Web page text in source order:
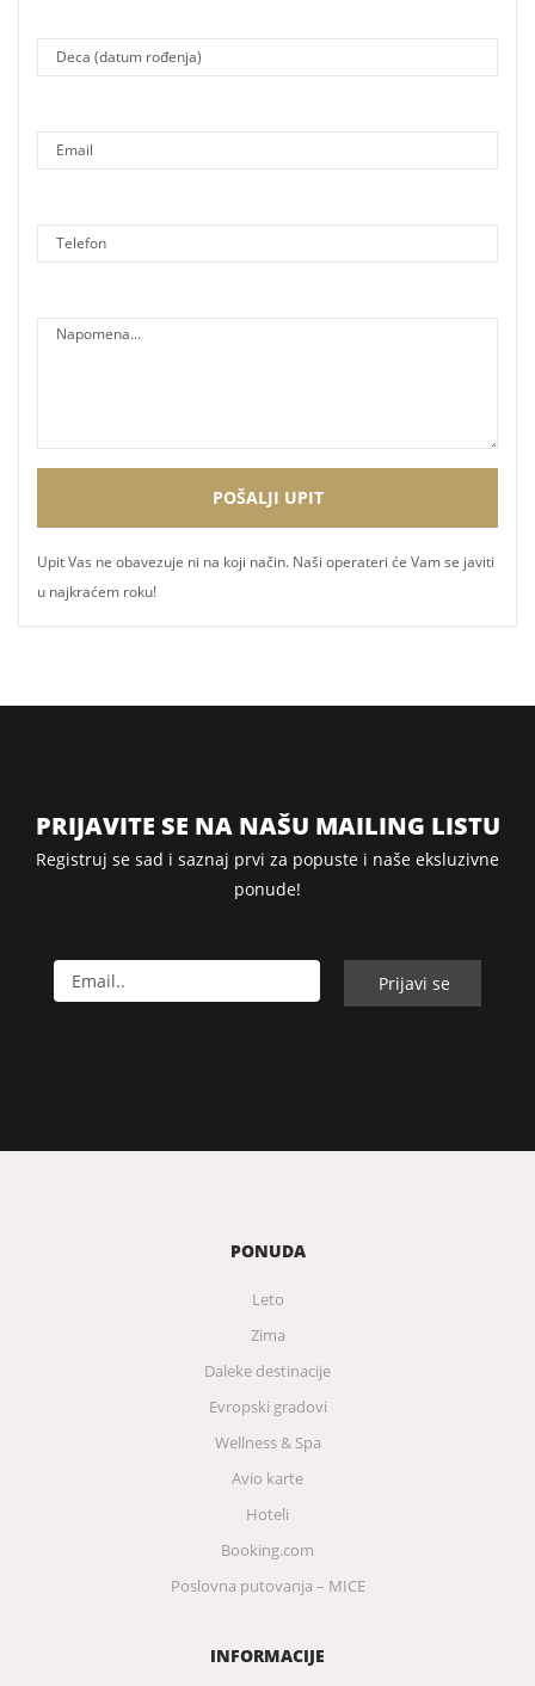
Upit Vas ne obavezuje ni na koji način. Naši operateri će Vam se javiti
u najkraćem roku!
PRIJAVITE SE NA NAŠU MAILING LISTU
Registruj se sad i saznaj prvi za popuste i naše eksluzivne
ponude!
PONUDA
Leto
Zima
Daleke destinacije
Evropski gradovi
Wellness & Spa
Avio karte
Hoteli
Booking.com
Poslovna putovanja – MICE
INFORMACIJE